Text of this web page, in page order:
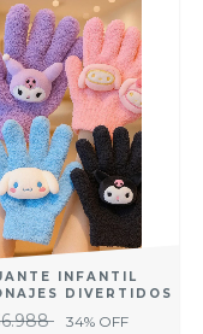
INFANTIL
DIVERTIDOS
34% OFF